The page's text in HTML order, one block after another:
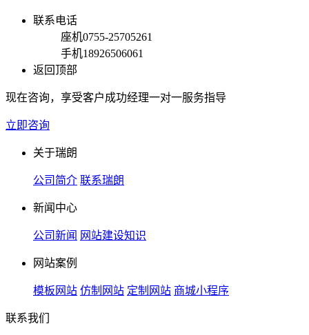
联系电话
座机0755-25705261
手机18926506061
返回顶部
现在咨询，享受客户成功经理一对一服务指导
立即咨询
关于瑞朗
公司简介 联系瑞朗
新闻中心
公司新闻 网站建设知识
网站案例
模板网站 仿制网站 定制网站 商城小程序
联系我们